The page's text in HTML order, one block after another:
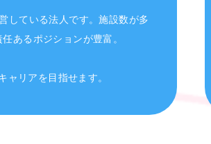
している法人です。施設数が多
あるポジションが豊富。
ャリアを目指せます。